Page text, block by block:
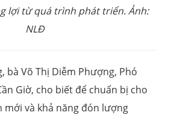
lợi từ quá trình phát triển. Ảnh:
NLĐ
bà Võ Thị Diễm Phượng, Phó
Giờ, cho biết để chuẩn bị cho
mới và khả năng đón lượng